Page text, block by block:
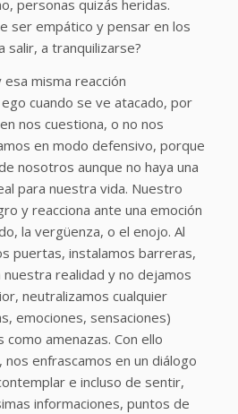
personas quizás heridas.
ser empático y pensar en los
salir, a tranquilizarse?
misma reacción
cuando se ve atacado, por
nos cuestiona, o no nos
en modo defensivo, porque
nosotros aunque no haya una
para nuestra vida. Nuestro
y reacciona ante una emoción
la vergüenza, o el enojo. Al
puertas, instalamos barreras,
realidad y no dejamos
neutralizamos cualquier
emociones, sensaciones)
amenazas. Con ello
enfrascamos en un diálogo
e incluso de sentir,
informaciones, puntos de